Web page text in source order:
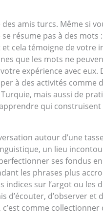
amis turcs. Même si
résume pas à des mots
cela témoigne de votre
que les mots ne
expérience avec eux.
à des activités comme
mais aussi de
qui
autour d’une
un lieu
ses fondus
les phrases plus
sur l’argot ou les
d’écouter, d’observer et
comme collectionner